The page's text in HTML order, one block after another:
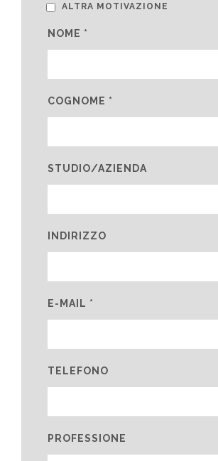
ALTRA MOTIVAZIONE
NOME *
COGNOME *
STUDIO/AZIENDA
INDIRIZZO
E-MAIL *
TELEFONO
PROFESSIONE